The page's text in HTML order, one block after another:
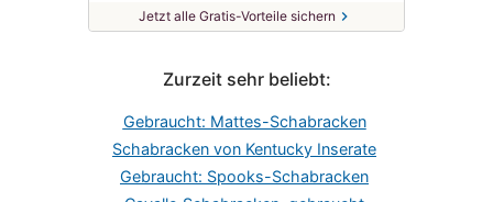
Jetzt alle Gratis-Vorteile sichern chevron_right
Zurzeit sehr beliebt:
Gebraucht: Mattes-Schabracken
Schabracken von Kentucky Inserate
Gebraucht: Spooks-Schabracken